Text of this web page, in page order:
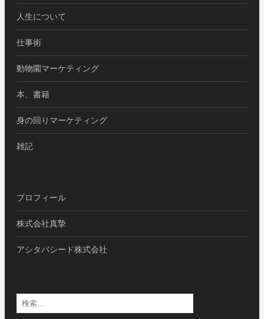
人生について
仕事術
動物園マーケティング
本、書籍
身の回りマーケティング
雑記
プロフィール
株式会社真摯
アシタバシード株式会社
検
索: